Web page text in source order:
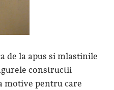
de la apus si mlastinile
constructii
motive pentru care